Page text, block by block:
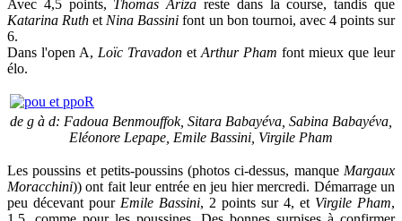
Avec 4,5 points, Thomas Ariza reste dans la course, tandis que
Katarina Ruth et Nina Bassini font un bon tournoi, avec 4 points sur
6.
Dans l'open A, Loïc Travadon et Arthur Pham font mieux que leur
élo.
de g à d: Fadoua Benmouffok, Sitara Babayéva, Sabina Babayéva,
Eléonore Lepape, Emile Bassini, Virgile Pham
Les poussins et petits-poussins (photos ci-dessus, manque Margaux
Moracchini)) ont fait leur entrée en jeu hier mercredi. Démarrage un
peu décevant pour Emile Bassini, 2 points sur 4, et Virgile Pham,